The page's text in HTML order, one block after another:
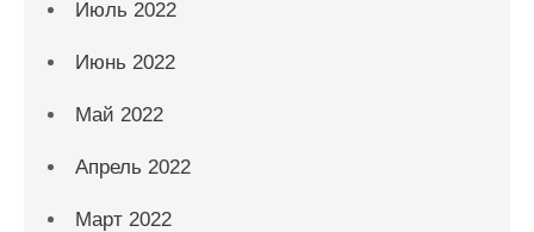
Июль 2022
Июнь 2022
Май 2022
Апрель 2022
Март 2022